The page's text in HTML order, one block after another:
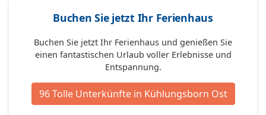
Buchen Sie jetzt Ihr Ferienhaus
Buchen Sie jetzt Ihr Ferienhaus und genießen Sie
einen fantastischen Urlaub voller Erlebnisse und
Entspannung.
96 Tolle Unterkünfte in Kühlungsborn Ost